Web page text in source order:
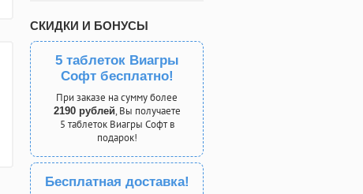
СКИДКИ И БОНУСЫ
5 таблеток Виагры
Софт бесплатно!
При заказе на сумму более
2190 рублей, Вы получаете
5 таблеток Виагры Софт в
подарок!
Бесплатная доставка!